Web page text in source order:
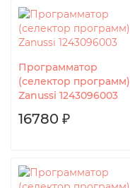
Программатор
(селектор программ)
Zanussi 1243096003
16780 ₽